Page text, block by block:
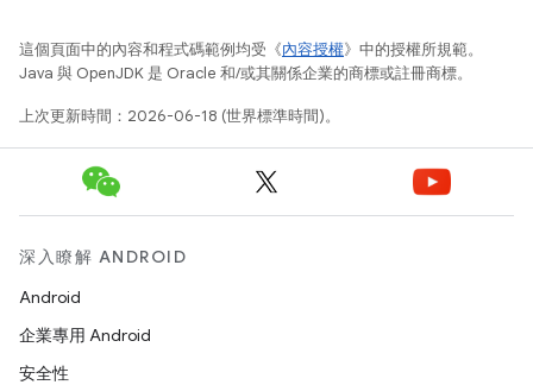
這個頁面中的內容和程式碼範例均受《內容授權》中的授權所規範。
Java 與 OpenJDK 是 Oracle 和/或其關係企業的商標或註冊商標。
上次更新時間：2026-06-18 (世界標準時間)。
深入瞭解 ANDROID
Android
企業專用 Android
安全性